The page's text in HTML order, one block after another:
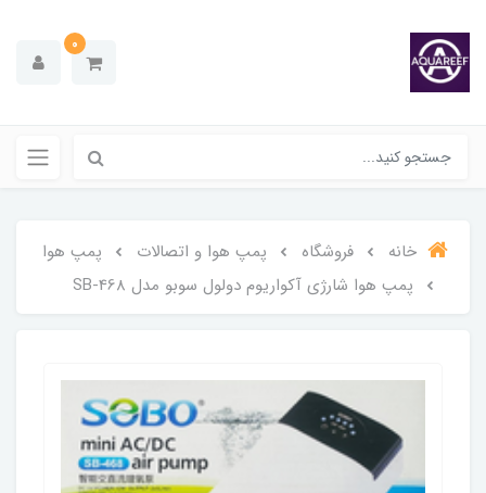
0
خانه فروشگاه پمپ هوا و اتصالات
پمپ هوا
پمپ هوا شارژی آکواریوم دولول سوبو مدل SB-468